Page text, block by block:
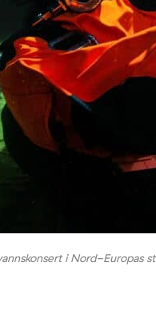
i Nord-Europas